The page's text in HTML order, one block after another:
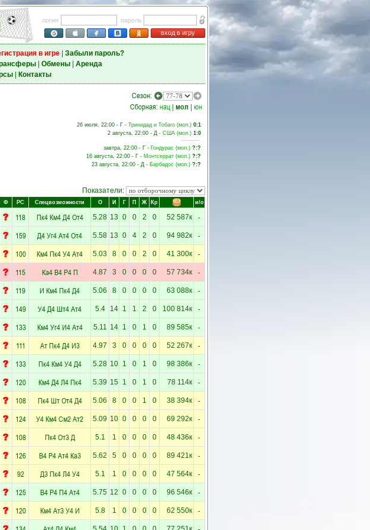
логин
пароль
вход в игру
в игре| Забыли пароль?
| Обмены| Аренда
| Контакты
Сезон:
Сборная: нац | мол | юн
26 июля, 22:00 - Г - Тринидад и Тобаго (мол.) 0:1
2 августа, 22:00 - Д - США (мол.) 1:0
завтра, 22:00 - Г - Гондурас (мол.) ?:?
16 августа, 22:00 - Г - Монтсеррат (мол.) ?:?
23 августа, 22:00 - Д - Барбадос (мол.) ?:?
Показатели:
Ф РС Спецвозможности О И Г П Ж Кр и/о
118 Пк4Км4Д4От4 5.28 13 0 0 2 0 52 587к -
159 Д4Уг4Ат4От4 5.58 13 0 4 2 0 94 982к -
100 Км4Пк4У4Ат4 5.03 8 0 0 2 0 41 300к -
115 Ка4В4Р4П 4.87 3 0 0 0 0 57 734к -
119 И Км4Пк4Д4 5.06 8 0 0 0 0 63 088к -
149 У4Д4Шт4Ат4 5.4 14 1 1 2 0 100 814к -
133 Км4Уг4И4Ат4 5.11 14 1 0 1 0 89 585к -
111 АтПк4Д4И3 4.97 3 0 0 0 0 52 267к -
133 Пк4Км4У4Д4 5.28 10 1 0 1 0 98 386к -
120 Км4Д4Л4Пк4 5.39 15 1 0 1 0 78 114к -
108 Пк4ШтОт4Д4 5.06 8 0 0 1 0 38 394к -
124 У4Км4См2Ат2 5.09 10 0 0 0 0 69 292к -
108 Пк4От3Д 5.1 1 0 0 0 0 48 436к -
126 В4Р4Ат4Ка3 5.62 5 0 0 0 0 89 421к -
92 Д3Пк4Л4У4 5.1 1 0 0 0 0 47 564к -
125 В4Р4П4Ат4 5.75 12 0 0 0 0 96 546к -
120 Км4Ат3У4И 5.8 1 0 0 0 0 62 550к -